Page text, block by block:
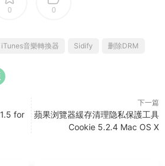
0 0
iTunes音樂轉換器 Sidify 删除DRM
for
下一篇
蘋果浏覽器緩存清理隐私保護工具
Cookie 5.2.4 Mac OS X